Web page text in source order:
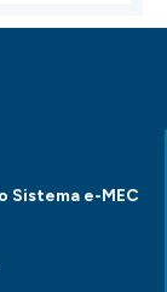
Sistema e-MEC